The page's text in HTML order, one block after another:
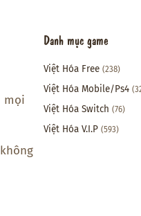
mọi
Danh mục game
Việt Hóa Free (238)
Việt Hóa Mobile/Ps4
Việt Hóa Switch (76)
Việt Hóa V.I.P (593)